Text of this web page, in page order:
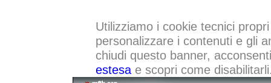
Utilizziamo i cookie tecnici
personalizzare i contenuti e gli
chiudi questo banner,
estesae scopri come